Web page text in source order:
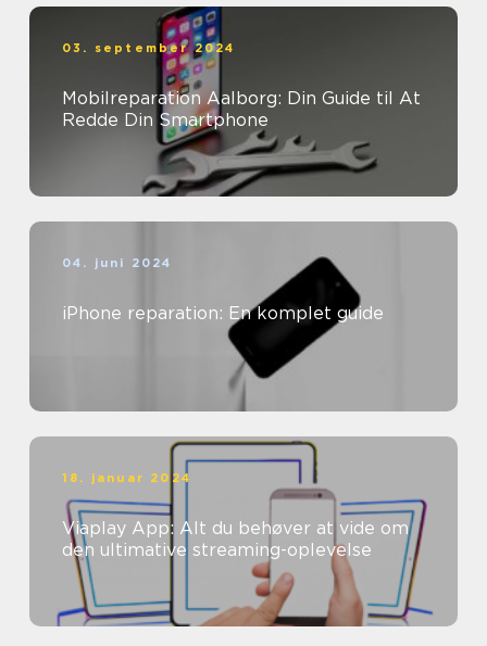
03. september 2024
Mobilreparation Aalborg: Din Guide til At
Redde Din Smartphone
04. juni 2024
iPhone reparation: En komplet guide
18. januar 2024
Viaplay App: Alt du behøver at vide om
den ultimative streaming-oplevelse